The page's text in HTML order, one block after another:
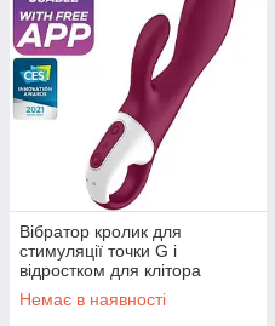
Вібратор кролик для
стимуляції точки G і
відростком для клітора
бордовий Satisfyer Heated
Affair Кайф
Немає в наявності